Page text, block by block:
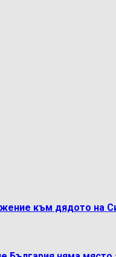
към дядото на